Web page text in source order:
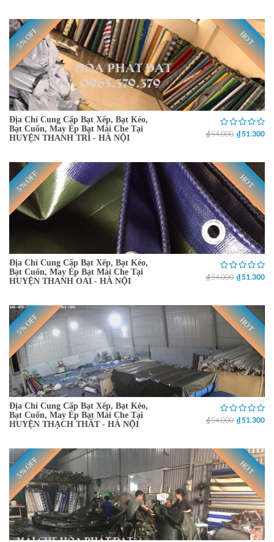
5% OFF HOT
Địa Chỉ Cung Cấp Bạt Xếp, Bạt Kéo,
Bạt Cuốn, May Ép Bạt Mái Che Tại
HUYỆN THANH TRÌ - HÀ NỘI
₫ 54.000 ₫ 51.300
5% OFF HOT
Địa Chỉ Cung Cấp Bạt Xếp, Bạt Kéo,
Bạt Cuốn, May Ép Bạt Mái Che Tại
HUYỆN THANH OAI - HÀ NỘI
₫ 54.000 ₫ 51.300
5% OFF HOT
Địa Chỉ Cung Cấp Bạt Xếp, Bạt Kéo,
Bạt Cuốn, May Ép Bạt Mái Che Tại
HUYỆN THẠCH THẤT - HÀ NỘI
₫ 54.000 ₫ 51.300
5% OFF HOT